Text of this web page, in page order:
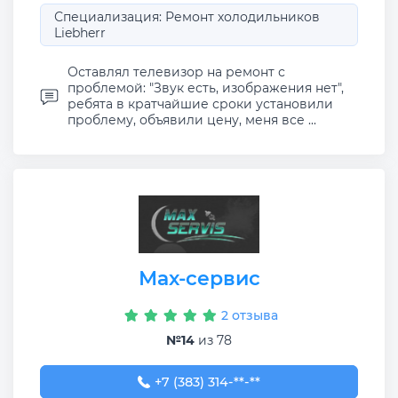
Специализация: Ремонт холодильников
Liebherr
Оставлял телевизор на ремонт с
проблемой: "Звук есть, изображения нет",
ребята в кратчайшие сроки установили
проблему, объявили цену, меня все ...
Мах-сервис
2 отзыва
№14 из 78
+7 (383) 314-61-96
+7 (383) 314-**-**